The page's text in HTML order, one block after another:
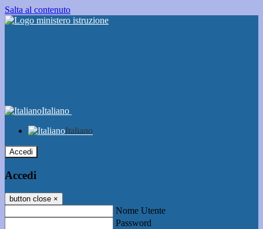
Salta al contenuto
Italiano
Italiano
Accedi
Accedi
button close ×
Nome Utente
Password